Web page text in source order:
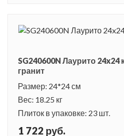
природа, очаровывающая и
SG240600N Лаурито 24x24
гранит
Размер: 24*24 см
Вес: 18.25 кг
Плиток в упаковке: 23 шт.
1 722 руб.